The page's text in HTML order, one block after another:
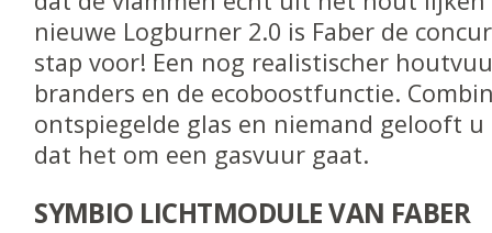
nieuwe Logburner 2.0 is Faber de
stap voor! Een nog realistischer
branders en de ecoboostfunctie.
ontspiegelde glas en niemand gelooft u
dat het om een gasvuur gaat.
SYMBIO LICHTMODULE VAN FABER